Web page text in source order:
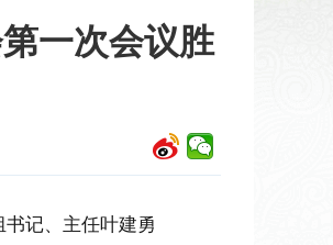
一次会议胜
记、主任叶建勇